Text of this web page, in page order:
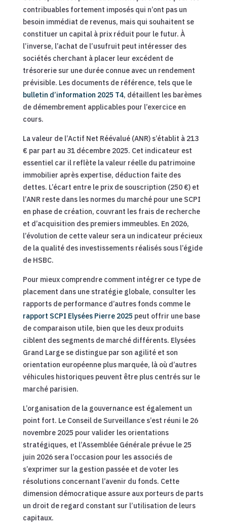
contribuables fortement imposés qui n’ont pas un
besoin immédiat de revenus, mais qui souhaitent se
constituer un capital à prix réduit pour le futur. À
l’inverse, l’achat de l’usufruit peut intéresser des
sociétés cherchant à placer leur excédent de
trésorerie sur une durée connue avec un rendement
prévisible. Les documents de référence, tels que le
bulletin d’information 2025 T4, détaillent les barèmes
de démembrement applicables pour l’exercice en
cours.
La valeur de l’Actif Net Réévalué (ANR) s’établit à 213
€ par part au 31 décembre 2025. Cet indicateur est
essentiel car il reflète la valeur réelle du patrimoine
immobilier après expertise, déduction faite des
dettes. L’écart entre le prix de souscription (250 €) et
l’ANR reste dans les normes du marché pour une SCPI
en phase de création, couvrant les frais de recherche
et d’acquisition des premiers immeubles. En 2026,
l’évolution de cette valeur sera un indicateur précieux
de la qualité des investissements réalisés sous l’égide
de HSBC.
Pour mieux comprendre comment intégrer ce type de
placement dans une stratégie globale, consulter les
rapports de performance d’autres fonds comme le
rapport SCPI Elysées Pierre 2025 peut offrir une base
de comparaison utile, bien que les deux produits
ciblent des segments de marché différents. Elysées
Grand Large se distingue par son agilité et son
orientation européenne plus marquée, là où d’autres
véhicules historiques peuvent être plus centrés sur le
marché parisien.
L’organisation de la gouvernance est également un
point fort. Le Conseil de Surveillance s’est réuni le 26
novembre 2025 pour valider les orientations
stratégiques, et l’Assemblée Générale prévue le 25
juin 2026 sera l’occasion pour les associés de
s’exprimer sur la gestion passée et de voter les
résolutions concernant l’avenir du fonds. Cette
dimension démocratique assure aux porteurs de parts
un droit de regard constant sur l’utilisation de leurs
capitaux.